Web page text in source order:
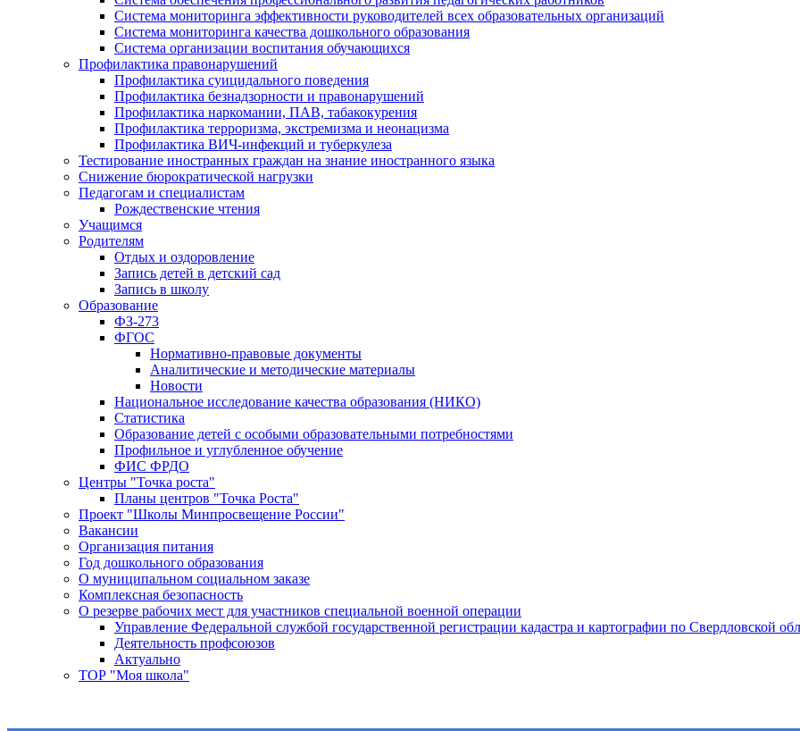
Система мониторинга эффективности руководителей всех образовательных организаций
Система мониторинга качества дошкольного образования
Система организации воспитания обучающихся
Профилактика правонарушений
Профилактика суицидального поведения
Профилактика безнадзорности и правонарушений
Профилактика наркомании, ПАВ, табакокурения
Профилактика терроризма, экстремизма и неонацизма
Профилактика ВИЧ-инфекций и туберкулеза
Тестирование иностранных граждан на знание иностранного языка
Снижение бюрократической нагрузки
Педагогам и специалистам
Рождественские чтения
Учащимся
Родителям
Отдых и оздоровление
Запись детей в детский сад
Запись в школу
Образование
ФЗ-273
ФГОС
Нормативно-правовые документы
Аналитические и методические материалы
Новости
Национальное исследование качества образования (НИКО)
Статистика
Образование детей с особыми образовательными потребностями
Профильное и углубленное обучение
ФИС ФРДО
Центры "Точка роста"
Планы центров "Точка Роста"
Проект "Школы Минпросвещение России"
Вакансии
Организация питания
Год дошкольного образования
О муниципальном социальном заказе
Комплексная безопасность
О резерве рабочих мест для участников специальной военной операции
Управление Федеральной службой государственной регистрации кадастра и картографии по Свердловской
Деятельность профсоюзов
Актуально
ТОР "Моя школа"